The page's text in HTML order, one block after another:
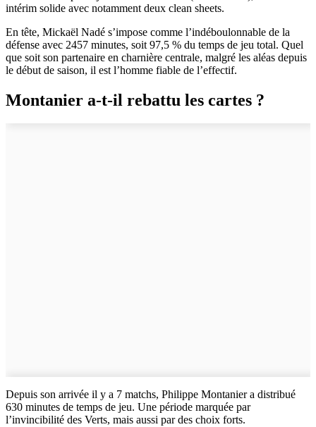
intérim solide avec notamment deux clean sheets.
En tête, Mickaël Nadé s’impose comme l’indéboulonnable de la
défense avec 2457 minutes, soit 97,5 % du temps de jeu total. Quel
que soit son partenaire en charnière centrale, malgré les aléas depuis
le début de saison, il est l’homme fiable de l’effectif.
Montanier a-t-il rebattu les cartes ?
Depuis son arrivée il y a 7 matchs, Philippe Montanier a distribué
630 minutes de temps de jeu. Une période marquée par
l’invincibilité des Verts, mais aussi par des choix forts.